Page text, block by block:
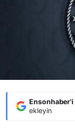
Ensonhaber'i
ekleyin